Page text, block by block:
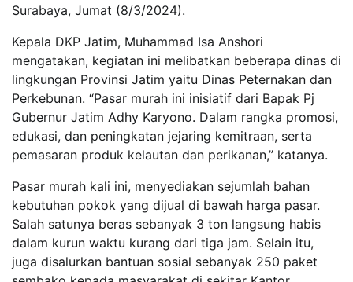
Surabaya, Jumat (8/3/2024).
Kepala DKP Jatim, Muhammad Isa Anshori
mengatakan, kegiatan ini melibatkan beberapa dinas di
lingkungan Provinsi Jatim yaitu Dinas Peternakan dan
Perkebunan. “Pasar murah ini inisiatif dari Bapak Pj
Gubernur Jatim Adhy Karyono. Dalam rangka promosi,
edukasi, dan peningkatan jejaring kemitraan, serta
pemasaran produk kelautan dan perikanan,” katanya.
Pasar murah kali ini, menyediakan sejumlah bahan
kebutuhan pokok yang dijual di bawah harga pasar.
Salah satunya beras sebanyak 3 ton langsung habis
dalam kurun waktu kurang dari tiga jam. Selain itu,
juga disalurkan bantuan sosial sebanyak 250 paket